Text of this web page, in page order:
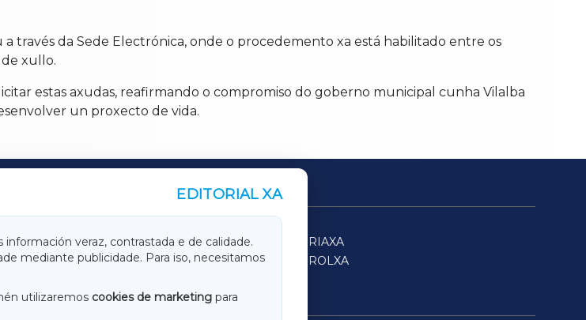
través da Sede Electrónica, onde o procedemento xa está habilitado entre os
xullo.
estas axudas, reafirmando o compromiso do goberno municipal cunha Vilalba
un proxecto de vida.
EDITORIAL XA
veraz, contrastada e de calidade.
mediante publicidade. Para iso, necesitamos
utilizaremos cookies de marketing para
TERRACHAXA
SARRIAXA
ACORUÑAXA
FERROLXA